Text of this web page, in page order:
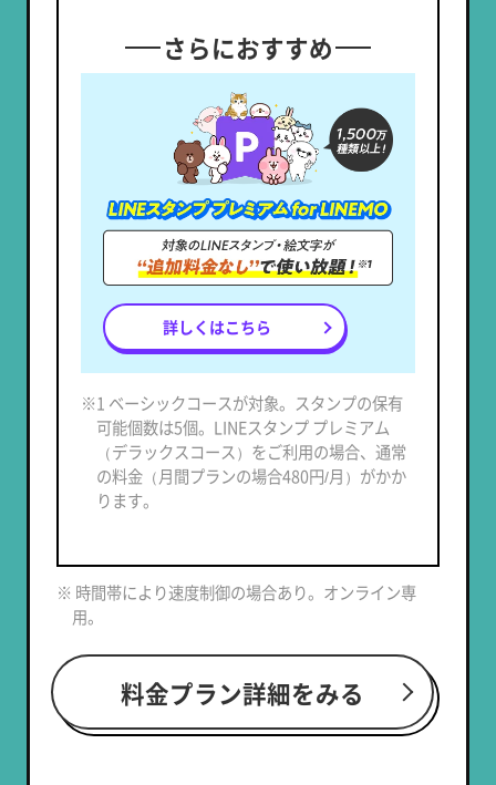
さらにおすすめ
詳しくはこちら
※1 ベーシックコースが対象。スタンプの保有
可能個数は5個。LINEスタンプ プレミアム
（デラックスコース）をご利用の場合、通常
の料金（月間プランの場合480円/月）がかか
ります。
※ 時間帯により速度制御の場合あり。オンライン専
用。
料金プラン詳細をみる